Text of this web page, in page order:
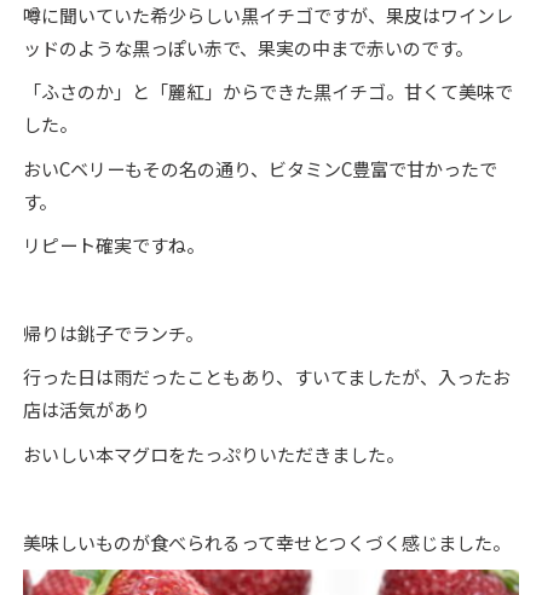
噂に聞いていた希少らしい黒イチゴですが、果皮はワインレ
ッドのような黒っぽい赤で、果実の中まで赤いのです。
「ふさのか」と「麗紅」からできた黒イチゴ。甘くて美味で
した。
おいCベリーもその名の通り、ビタミンC豊富で甘かったで
す。
リピート確実ですね。
帰りは銚子でランチ。
行った日は雨だったこともあり、すいてましたが、入ったお
店は活気があり
おいしい本マグロをたっぷりいただきました。
美味しいものが食べられるって幸せとつくづく感じました。